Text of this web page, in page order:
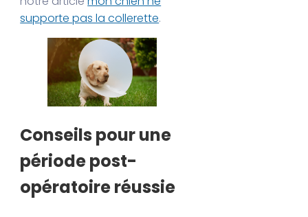
supporte pas la collerette.
Conseils pour une
période post-
opératoire réussie